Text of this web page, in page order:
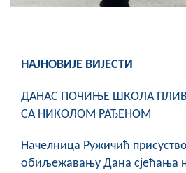
НАЈНОВИЈЕ ВИЈЕСТИ
ДАНАС ПОЧИЊЕ ШКОЛА
СА НИКОЛОМ РАЂЕНОМ
Начелница Ружичић
обиљежавању Дана сјећања